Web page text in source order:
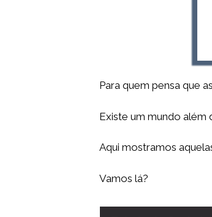
Para quem pensa que as
Existe um mundo
Aqui mostramos
Vamos lá?